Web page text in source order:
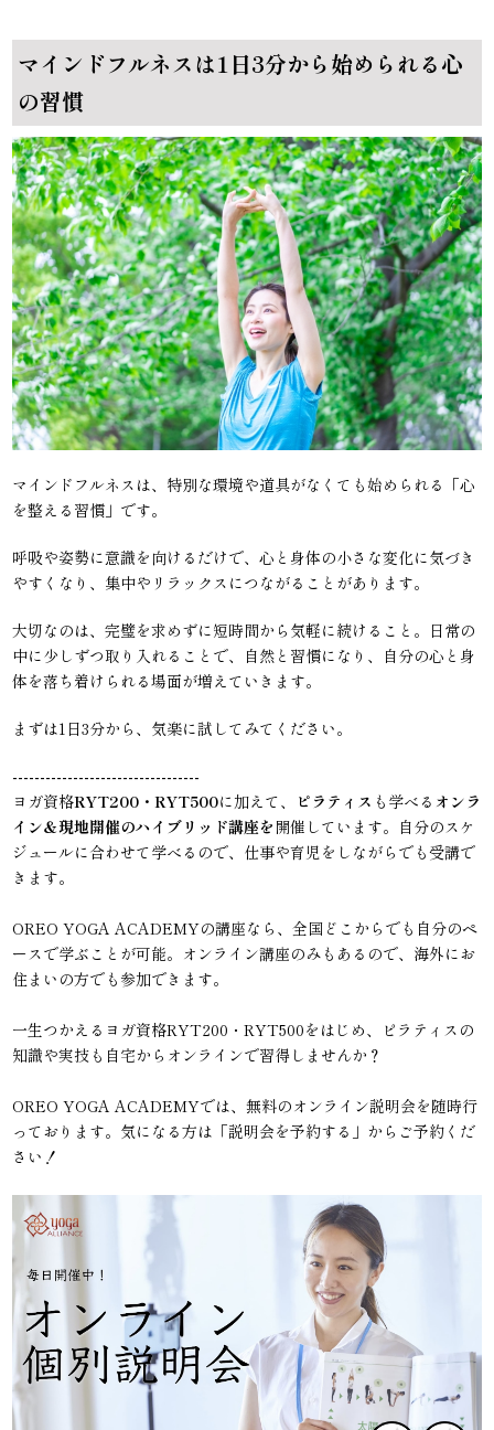
マインドフルネスは1日3分から始められる心
の習慣
マインドフルネスは、特別な環境や道具がなくても始められる「心
を整える習慣」です。
呼吸や姿勢に意識を向けるだけで、心と身体の小さな変化に気づき
やすくなり、集中やリラックスにつながることがあります。
大切なのは、完璧を求めずに短時間から気軽に続けること。日常の
中に少しずつ取り入れることで、自然と習慣になり、自分の心と身
体を落ち着けられる場面が増えていきます。
まずは1日3分から、気楽に試してみてください。
----------------------------------
ヨガ資格RYT200・RYT500に加えて、 ピラティス も学べる オンラ
イン＆現地開催のハイブリッド講座を 開催しています。自分のスケ
ジュールに合わせて学べるので、仕事や育児をしながらでも受講で
きます。
OREO YOGA ACADEMYの講座なら、全国どこからでも自分のペ
ースで学ぶことが可能。オンライン講座のみもあるので、海外にお
住まいの方でも参加できます。
一生つかえるヨガ資格RYT200・RYT500をはじめ、ピラティスの
知識や実技も自宅からオンラインで習得しませんか？
OREO YOGA ACADEMYでは、無料のオンライン説明会を随時行
っております。気になる方は「説明会を予約する」からご予約くだ
さい！